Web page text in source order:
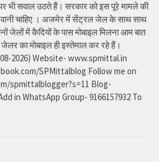
भी सवाल उठते हैं। सरकार को इस पूरे मामले की
चाहिए । अजमेर में सेंट्रल जेल के साथ साथ
जेलों में कैदियों के पास मोबाइल मिलना आम बात
का मोबाइल ही इस्तेमाल कर रहे हैं।
08-2026) Website- www.spmittal.in
SPMittalblog Follow me on
spmittalblogger?s=11 Blog-
in WhatsApp Group- 9166157932 To